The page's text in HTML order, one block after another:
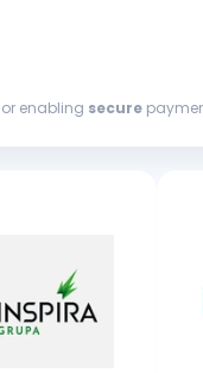
enabling secure